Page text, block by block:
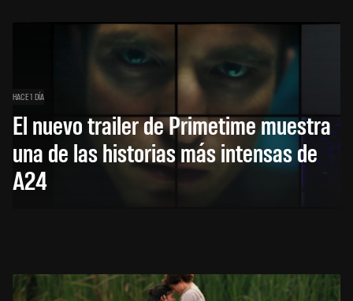
HACE 1 DÍA
El nuevo trailer de Primetime muestra
una de las historias más intensas de
A24